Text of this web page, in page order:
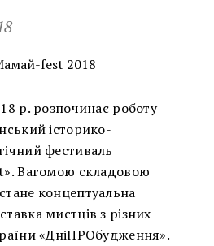
fest 2018
р. розпочинає роботу
історико-
фестиваль
Вагомою складовою
концептуальна
мистців з різних
«ДніПРОбудження».